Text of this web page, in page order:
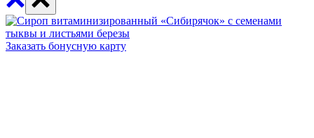
Заказать бонусную карту